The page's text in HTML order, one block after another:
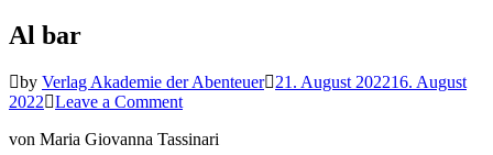
Al bar
by Verlag Akademie der Abenteuer 21. August 202216. August
2022
Leave a Commenton
bar
von Maria Giovanna Tassinari